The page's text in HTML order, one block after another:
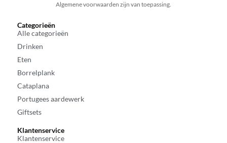
Algemene voorwaarden zijn van toepassing.
Categorieën
Alle categorieën
Drinken
Eten
Borrelplank
Cataplana
Portugees aardewerk
Giftsets
Klantenservice
Klantenservice